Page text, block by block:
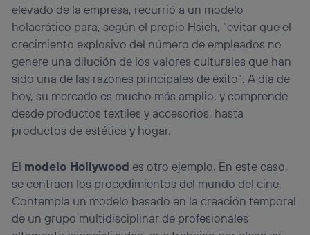
elevado de la empresa, recurrió a un modelo
holacrático para, según el propio Hsieh, “evitar que el
crecimiento explosivo del número de empleados no
genere una dilución de los valores culturales que han
sido una de las razones principales de éxito”. A día de
hoy, su mercado es mucho más amplio, y comprende
desde productos textiles y accesorios, hasta
productos de estética y hogar.
El modelo Hollywood es otro ejemplo. En este caso,
se centraen los procedimientos del mundo del cine.
Contempla un modelo basado en la creación temporal
de un grupo multidisciplinar de profesionales